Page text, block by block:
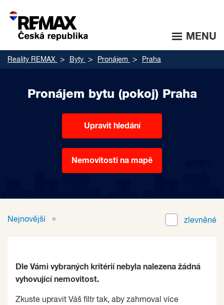
MENU
Reality REMAX Byty Pronájem Praha
Pronájem bytu (pokoj) Praha
Upravit hledání
Nemovitosti na mapě
Nejnovější zlevněné
Dle Vámi vybraných kritérií nebyla nalezena žádná
vyhovující nemovitost.
Zkuste upravit Váš filtr tak, aby zahrnoval více